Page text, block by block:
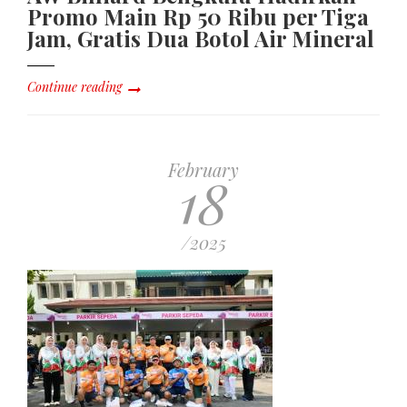
Promo Main Rp 50 Ribu per Tiga
Jam, Gratis Dua Botol Air Mineral
Continue reading
February
18
/2025